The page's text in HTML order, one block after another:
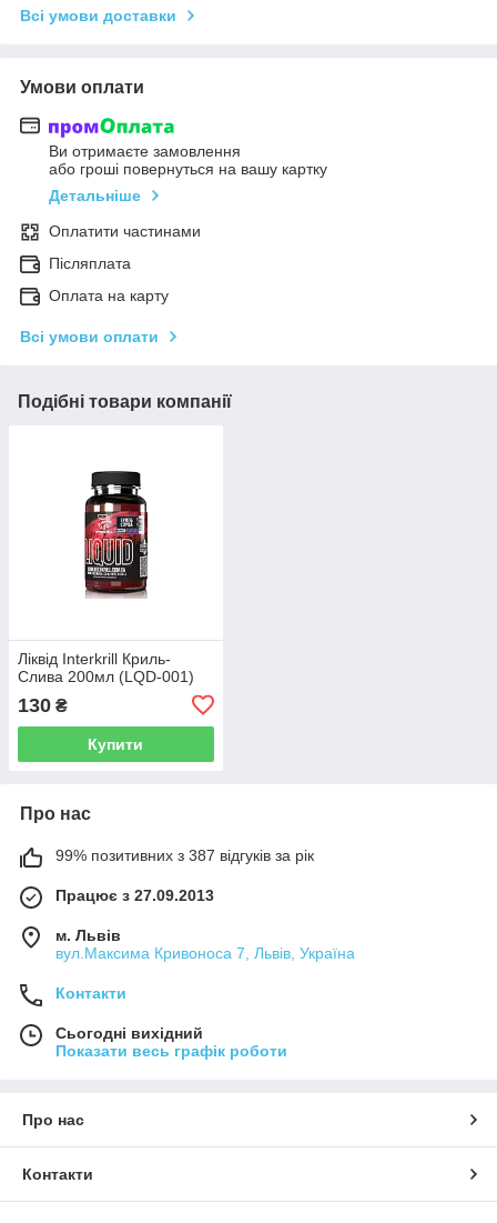
Всі умови доставки
Умови оплати
Ви отримаєте замовлення
або гроші повернуться на вашу картку
Детальніше
Оплатити частинами
Післяплата
Оплата на карту
Всі умови оплати
Подібні товари компанії
Ліквід Interkrill Криль-
Слива 200мл (LQD-001)
130 ₴
Купити
Про нас
99% позитивних з 387 відгуків за рік
Працює з 27.09.2013
м. Львів
вул.Максима Кривоноса 7, Львів, Україна
Контакти
Сьогодні вихідний
Показати весь графік роботи
Про нас
Контакти